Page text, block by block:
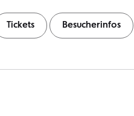
Tickets Besucherinfos